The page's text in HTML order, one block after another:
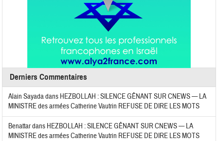
Derniers Commentaires
Alain Sayadadans HEZBOLLAH : SILENCE GÊNANT SUR CNEWS — LA
MINISTRE des armées Catherine Vautrin REFUSE DE DIRE LES MOTS
Benattardans HEZBOLLAH : SILENCE GÊNANT SUR CNEWS — LA
MINISTRE des armées Catherine Vautrin REFUSE DE DIRE LES MOTS